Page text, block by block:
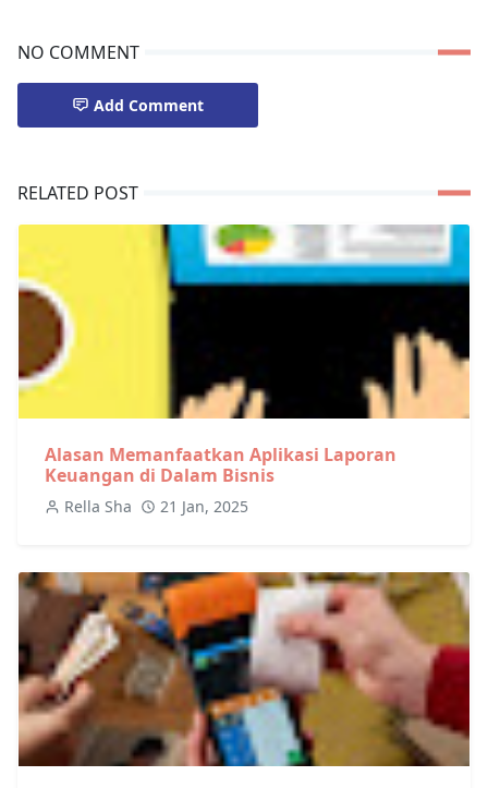
NO COMMENT
Add Comment
RELATED POST
Alasan Memanfaatkan Aplikasi Laporan
Keuangan di Dalam Bisnis
Rella Sha 21 Jan, 2025